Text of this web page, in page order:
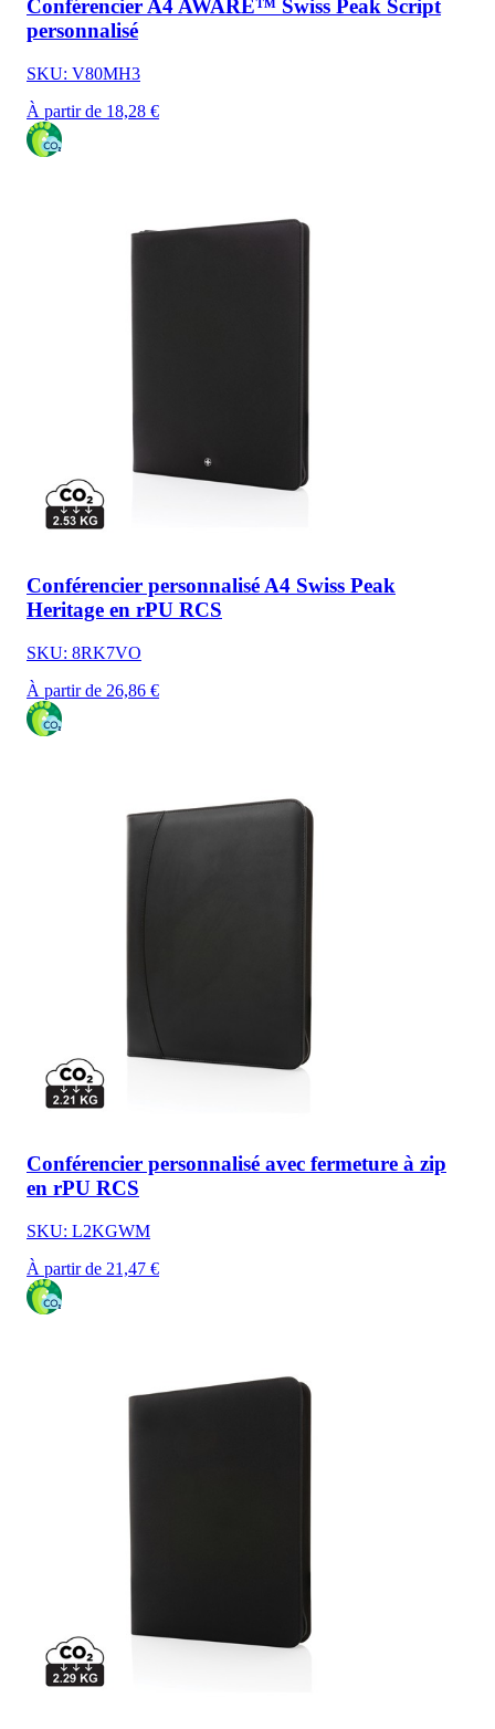
Conférencier A4 AWARE™ Swiss Peak Script
personnalisé
SKU: V80MH3
À partir de 18,28 €
Conférencier personnalisé A4 Swiss Peak
Heritage en rPU RCS
SKU: 8RK7VO
À partir de 26,86 €
Conférencier personnalisé avec fermeture à zip
en rPU RCS
SKU: L2KGWM
À partir de 21,47 €